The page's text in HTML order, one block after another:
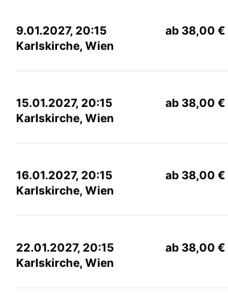
9.01.2027, 20:15
Karlskirche, Wien
ab 38,00 €
15.01.2027, 20:15
Karlskirche, Wien
ab 38,00 €
16.01.2027, 20:15
Karlskirche, Wien
ab 38,00 €
22.01.2027, 20:15
Karlskirche, Wien
ab 38,00 €